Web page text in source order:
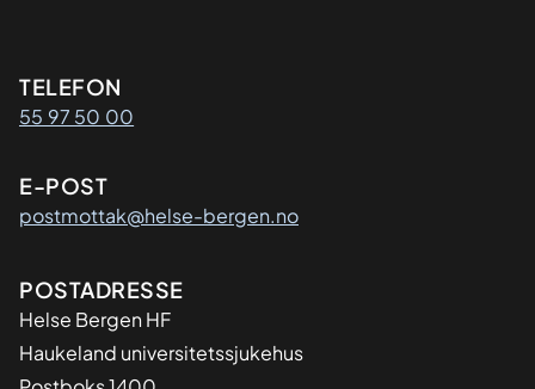
Kontaktinformasjon
TELEFON
55 97 50 00
E-POST
postmottak@helse-bergen.no
Adresse
POSTADRESSE
Helse Bergen HF
Haukeland universitetssjukehus